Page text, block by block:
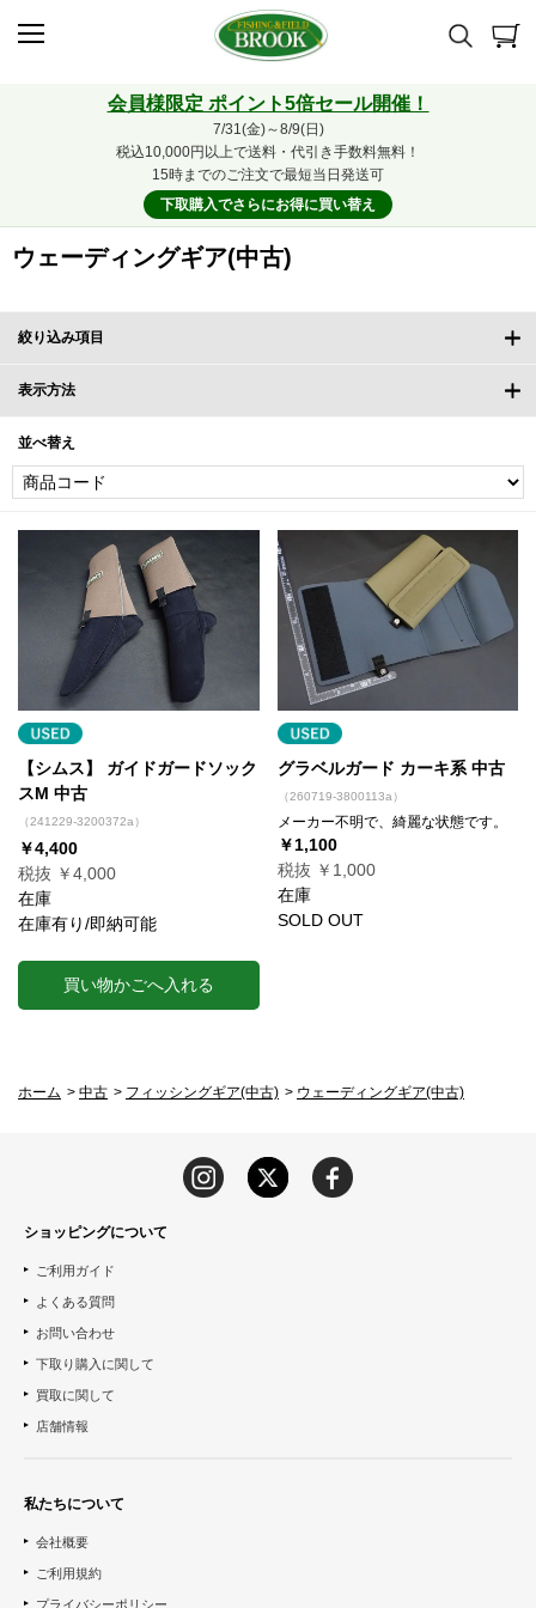
会員様限定 ポイント5倍セール開催！
7/31(金)～8/9(日)
税込10,000円以上で送料・代引き手数料無料！
15時までのご注文で最短当日発送可
下取購入でさらにお得に買い替え
ウェーディングギア(中古)
絞り込み項目
表示方法
並べ替え
【シムス】 ガイドガードソック
スM 中古
（241229-3200372a）
￥4,400
税抜 ￥4,000
在庫
在庫有り/即納可能
買い物かごへ入れる
グラベルガード カーキ系 中古
（260719-3800113a）
メーカー不明で、綺麗な状態です。
￥1,100
税抜 ￥1,000
在庫
SOLD OUT
ホーム > 中古 > フィッシングギア(中古) > ウェーディングギア(中古)
ショッピングについて
ご利用ガイド
よくある質問
お問い合わせ
下取り購入に関して
買取に関して
店舗情報
私たちについて
会社概要
ご利用規約
プライバシーポリシー